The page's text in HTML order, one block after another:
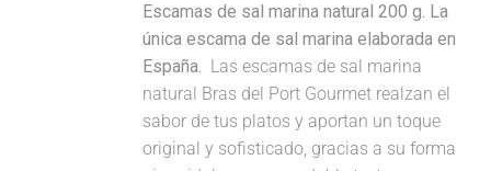
Escamas de sal marina natural 200 g. La
única escama de sal marina elaborada en
España. Las escamas de sal marina
natural Bras del Port Gourmet realzan el
sabor de tus platos y aportan un toque
original y sofisticado, gracias a su forma